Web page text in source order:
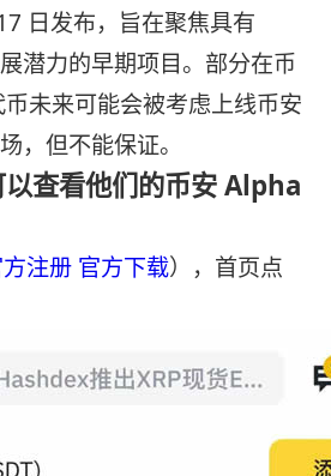
日发布，旨在聚焦具有
潜力的早期项目。部分在币
未来可能会被考虑上线币安
，但不能保证。
查看他们的币安 Alpha
注册 官方下载），首页点